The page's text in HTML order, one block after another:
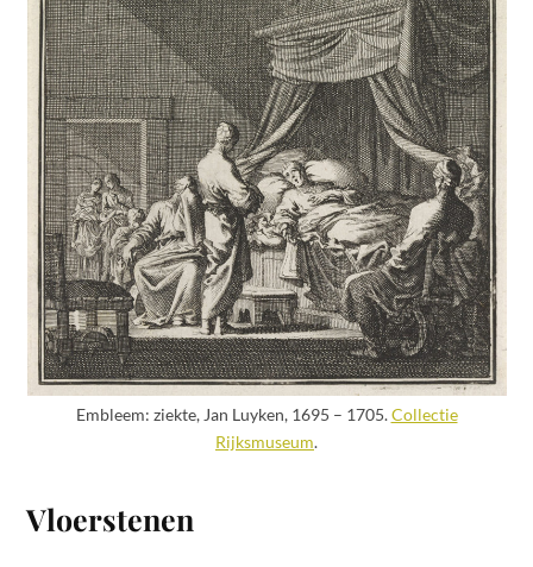
Embleem: ziekte, Jan Luyken, 1695 – 1705.Collectie
Rijksmuseum.
Vloerstenen